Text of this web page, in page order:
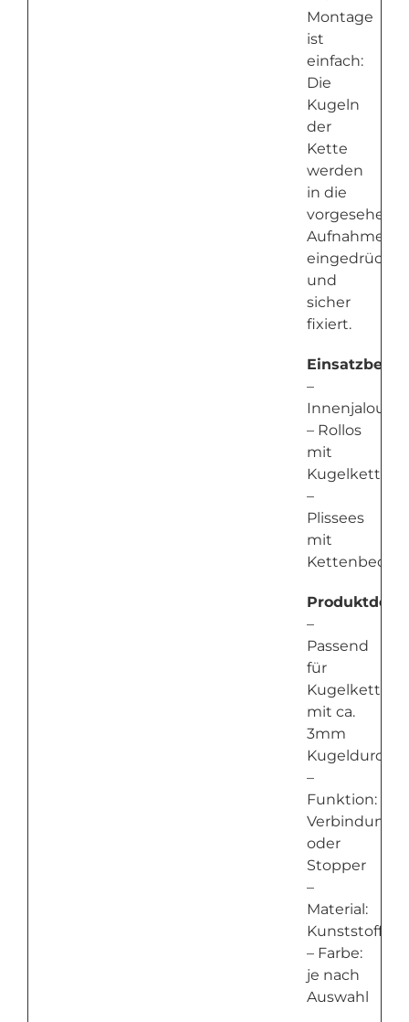
Montage
ist
einfach:
Die
Kugeln
der
Kette
werden
in die
Aufnahmen
eingedrückt
und
sicher
fixiert.
–
– Rollos
mit
Kugelkette
–
Plissees
mit
–
Passend
für
Kugelketten
mit ca.
3mm
–
Funktion:
Verbindung
oder
Stopper
–
Material:
Kunststoff
– Farbe:
je nach
Auswahl